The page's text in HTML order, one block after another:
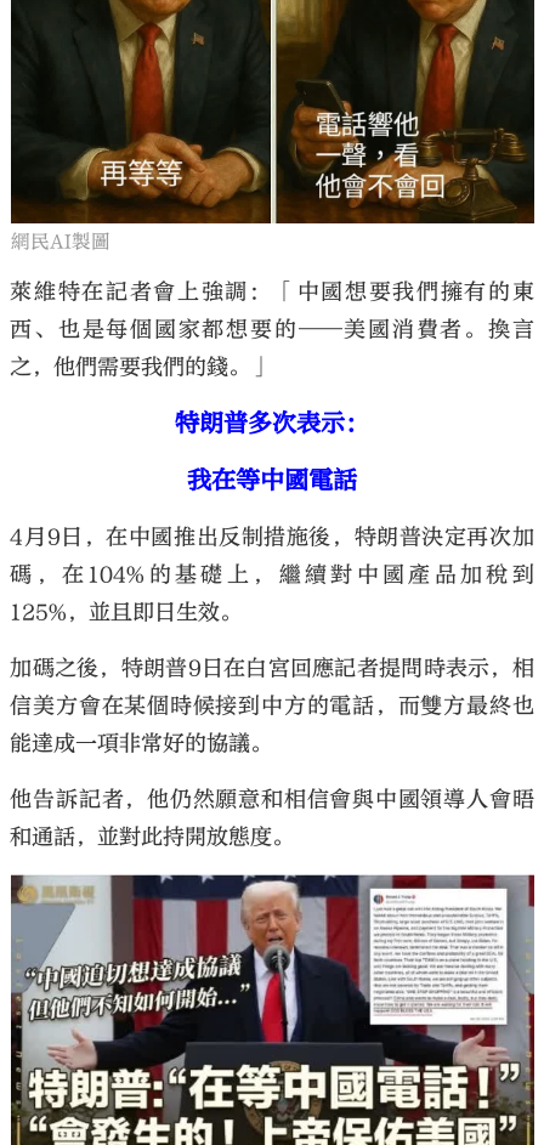
網民AI製圖
萊維特在記者會上強調：「中國想要我們擁有的東
西、也是每個國家都想要的——美國消費者。換言
之，他們需要我們的錢。」
特朗普多次表示：
我在等中國電話
4月9日，在中國推出反制措施後，特朗普決定再次加
碼，在104%的基礎上，繼續對中國產品加稅到
125%，並且即日生效。
加碼之後，特朗普9日在白宮回應記者提問時表示，相
信美方會在某個時候接到中方的電話，而雙方最終也
能達成一項非常好的協議。
他告訴記者，他仍然願意和相信會與中國領導人會晤
和通話，並對此持開放態度。